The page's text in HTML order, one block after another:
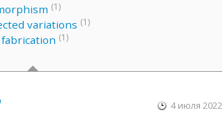
(1)
variations (1)
(1)
4 июля 2022